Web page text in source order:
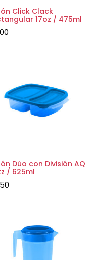
Click Clack
17oz / 475ml
Dúo con División AQ
/ 625ml